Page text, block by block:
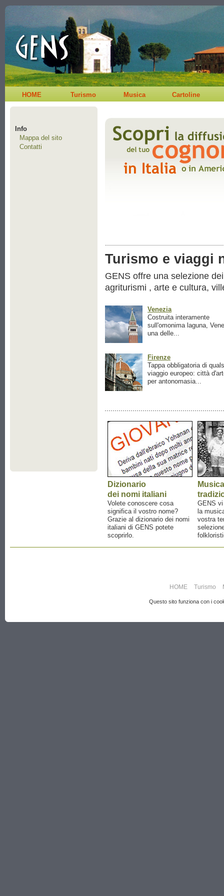
HOME Turismo Musica Cartoline
Info
Mappa del sito
Contatti
Turismo e viaggi
GENS offre una selezione
agriturismi , arte e cultura,
Venezia
Costruita interamente
sull'omonima laguna,
una delle...
Firenze
Tappa obbligatoria di
viaggio europeo: città
per antonomasia...
Dizionario
dei nomi italiani
Volete conoscere cosa
significa il vostro nome?
Grazie al dizionario dei nomi
italiani di GENS potete
scoprirlo.
Musica
GENS
la
vostra
HOME Turismo
Questo sito funziona con i